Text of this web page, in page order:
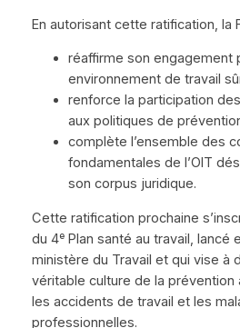
En autorisant cette ratification, la
réaffirme son engagement
environnement de travail
renforce la participation
aux politiques de
complète l’ensemble des
fondamentales de l’OIT
son corpus juridique.
Cette ratification prochaine
du 4ᵉ Plan santé au travail, lancé
ministère du Travail et qui vise à
véritable culture de la prévention
les accidents de travail et les
professionnelles.